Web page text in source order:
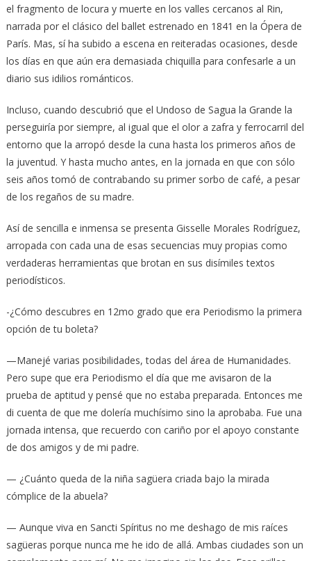
el fragmento de locura y muerte en los valles cercanos al Rin,
narrada por el clásico del ballet estrenado en 1841 en la Ópera de
París. Mas, sí ha subido a escena en reiteradas ocasiones, desde
los días en que aún era demasiada chiquilla para confesarle a un
diario sus idilios románticos.
Incluso, cuando descubrió que el Undoso de Sagua la Grande la
perseguiría por siempre, al igual que el olor a zafra y ferrocarril del
entorno que la arropó desde la cuna hasta los primeros años de
la juventud. Y hasta mucho antes, en la jornada en que con sólo
seis años tomó de contrabando su primer sorbo de café, a pesar
de los regaños de su madre.
Así de sencilla e inmensa se presenta Gisselle Morales Rodríguez,
arropada con cada una de esas secuencias muy propias como
verdaderas herramientas que brotan en sus disímiles textos
periodísticos.
-¿Cómo descubres en 12mo grado que era Periodismo la primera
opción de tu boleta?
—Manejé varias posibilidades, todas del área de Humanidades.
Pero supe que era Periodismo el día que me avisaron de la
prueba de aptitud y pensé que no estaba preparada. Entonces me
di cuenta de que me dolería muchísimo sino la aprobaba. Fue una
jornada intensa, que recuerdo con cariño por el apoyo constante
de dos amigos y de mi padre.
— ¿Cuánto queda de la niña sagüera criada bajo la mirada
cómplice de la abuela?
— Aunque viva en Sancti Spíritus no me deshago de mis raíces
sagüeras porque nunca me he ido de allá. Ambas ciudades son un